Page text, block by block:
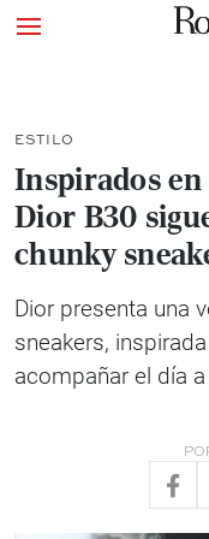
ESTILO
Inspirados
Dior B30
chunky
Dior presenta una
sneakers,
acompañar el día